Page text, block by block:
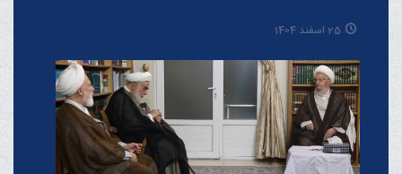
25 اسفند 1404